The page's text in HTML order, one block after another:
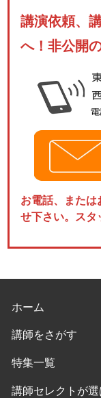
講演依頼、
へ！非公開
お電話、また
せ下さい。スタ
ホーム
講師をさがす
特集一覧
講師セレクトが